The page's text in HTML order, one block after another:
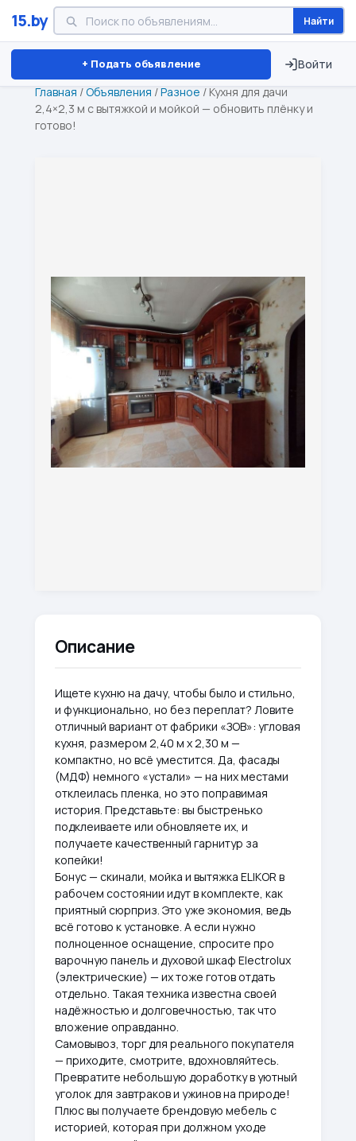
15.by Найти
+ Подать объявление Войти
Минск Витебск Брест ⏱ ТОЛЬКО 15 ДНЕЙ
Главная /Объявления /Разное / Кухня для дачи
2,4×2,3 м с вытяжкой и мойкой — обновить плёнку и
готово!
Описание
Ищете кухню на дачу, чтобы было и стильно,
и функционально, но без переплат? Ловите
отличный вариант от фабрики «ЗОВ»: угловая
кухня, размером 2,40 м х 2,30 м —
компактно, но всё уместится. Да, фасады
(МДФ) немного «устали» — на них местами
отклеилась пленка, но это поправимая
история. Представьте: вы быстренько
подклеиваете или обновляете их, и
получаете качественный гарнитур за
копейки!
Бонус — скинали, мойка и вытяжка ELIKOR в
рабочем состоянии идут в комплекте, как
приятный сюрприз. Это уже экономия, ведь
всё готово к установке. А если нужно
полноценное оснащение, спросите про
варочную панель и духовой шкаф Electrolux
(электрические) — их тоже готов отдать
отдельно. Такая техника известна своей
надёжностью и долговечностью, так что
вложение оправданно.
Самовывоз, торг для реального покупателя
— приходите, смотрите, вдохновляйтесь.
Превратите небольшую доработку в уютный
уголок для завтраков и ужинов на природе!
Плюс вы получаете брендовую мебель с
историей, которая при должном уходе